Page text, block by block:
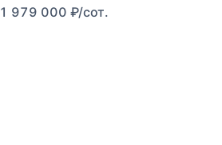
1 979 000 ₽/сот.